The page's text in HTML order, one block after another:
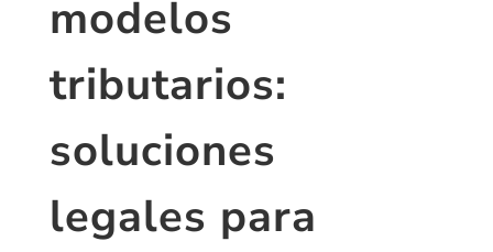
modelos
tributarios:
soluciones
legales para